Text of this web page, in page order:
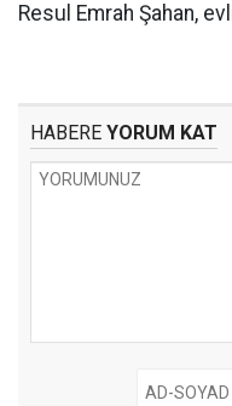
Resul Emrah Şahan,
HABERE YORUM KAT